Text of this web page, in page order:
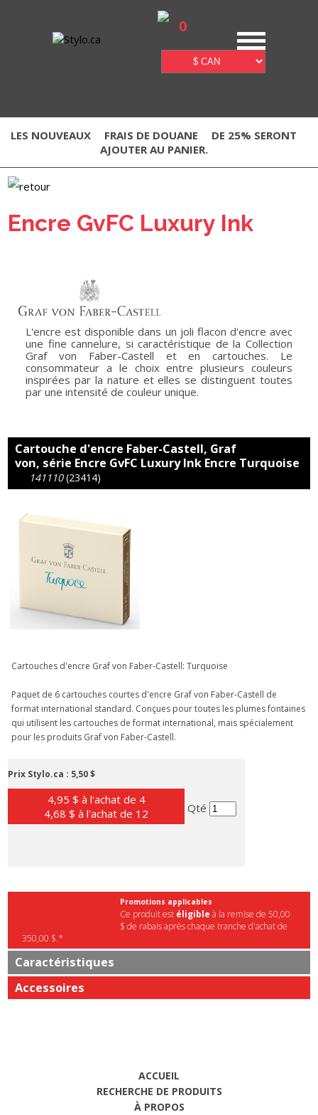
0
LES NOUVEAUX FRAIS DE DOUANE
DE 25% SERONT
AJOUTER AU PANIER.
Encre GvFC Luxury Ink
L'encre est disponible dans un joli flacon d'encre avec
une fine cannelure, si caractéristique de la Collection
Graf von Faber-Castell et en cartouches. Le
consommateur a le choix entre plusieurs couleurs
inspirées par la nature et elles se distinguent toutes
par une intensité de couleur unique.
Cartouche d'encre Faber-Castell, Graf
von, série Encre GvFC Luxury Ink Encre Turquoise
141110 (23414)
Cartouches d'encre Graf von Faber-Castell: Turquoise
Paquet de 6 cartouches courtes d'encre Graf von Faber-Castell de
format international standard. Conçues pour toutes les plumes fontaines
qui utilisent les cartouches de format international, mais spécialement
pour les produits Graf von Faber-Castell.
Prix Stylo.ca : 5,50 $
4,95 $ à l'achat de 4
4,68 $ à l'achat de 12
Qté
Promotions applicables
Ce produit est éligible à la remise de 50,00
$ de rabais après chaque tranche d'achat de
350,00 $.*
Caractéristiques
Accessoires
ACCUEIL
RECHERCHE DE PRODUITS
À PROPOS